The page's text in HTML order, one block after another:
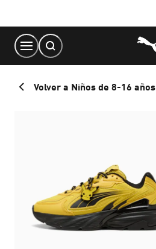
Content
Volver a Niños de 8-16 años